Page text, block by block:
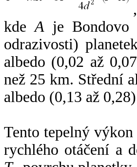
,
kdeA je Bondovo
odrazivosti)
albedo (0,02 až
než 25 km. Střední
albedo (0,13 až
Tento tepelný
rychlého otáčení a